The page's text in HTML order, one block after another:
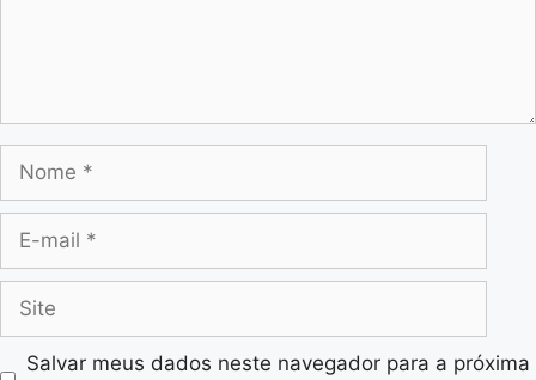
Salvar meus dados neste navegador para a próxima